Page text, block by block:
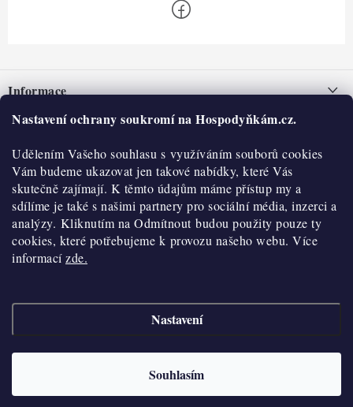
Nastavení ochrany soukromí na Hospodyňkám.cz.
Udělením Vašeho souhlasu s využíváním souborů cookies
Vám budeme ukazovat jen takové nabídky, které Vás
skutečně zajímají. K těmto údajům máme přístup my a
sdílíme je také s našimi partnery pro sociální média, inzerci a
analýzy. Kliknutím na Odmítnout budou použity pouze ty
cookies, které potřebujeme k provozu našeho webu. Více
informacízde.
Nastavení
Souhlasím
pInformace
Nepřevzetí zásilky na dobírku
Obchodní podmínky
Hodnocení obchodu
Blog
Moje objednávka
O nás
Historie
Kontakty
O nákupu
Reklamace a vratky
Výdejní místa
Velkoobchod
Doprava a platba
Vytvořil Shoptet
cookies